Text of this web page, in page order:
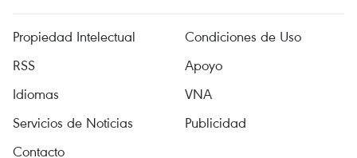
Propiedad Intelectual
Condiciones de Uso
RSS
Apoyo
Idiomas
VNA
Servicios de Noticias
Publicidad
Contacto